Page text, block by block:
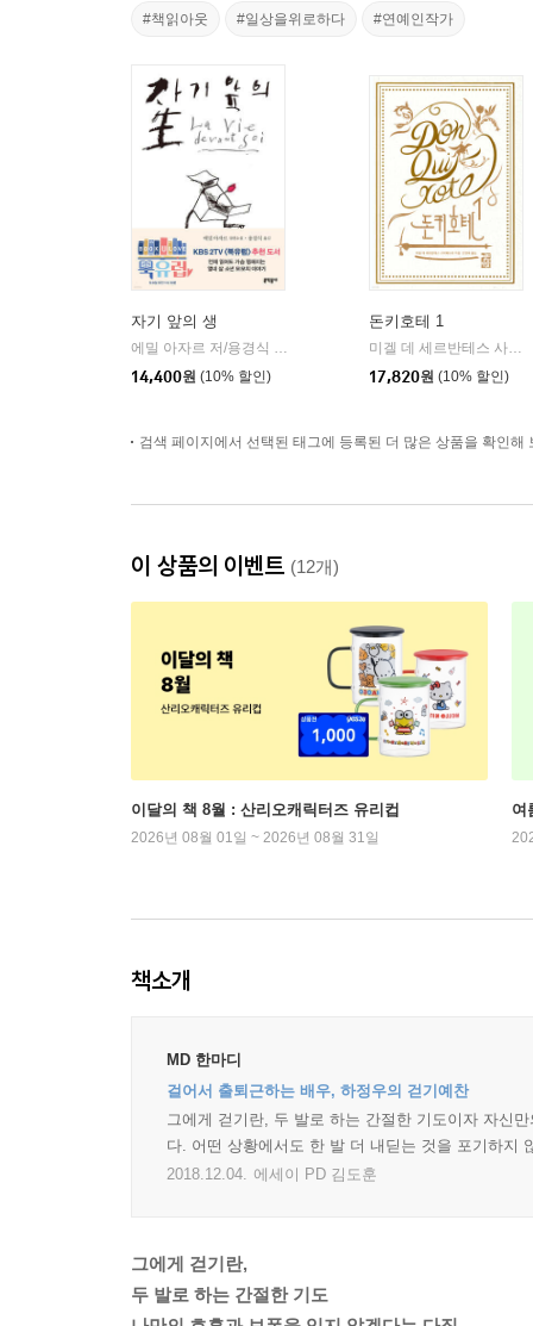
#책읽아웃 #일상을위로하다 #연예인작가
자기 앞의 생
에밀 아자르 저/용경식 역
14,400원 (10% 할인)
돈키호테 1
미겔 데 세르반테스 사아베드라 저/안영옥 역
17,820원 (10% 할인)
검색 페이지에서 선택된 태그에 등록된 더 많은 상품을 확인해
이 상품의 이벤트 (12개)
이달의 책 8월 : 산리오캐릭터즈 유리컵
2026년 08월 01일 ~ 2026년 08월 31일
여
책소개
MD 한마디
걸어서 출퇴근하는 배우, 하정우의 걷기예찬
그에게 걷기란, 두 발로 하는 간절한 기도이자 자신
다. 어떤 상황에서도 한 발 더 내딛는 것을 포기하지
2018.12.04. 에세이 PD 김도훈
그에게 걷기란,
두 발로 하는 간절한 기도